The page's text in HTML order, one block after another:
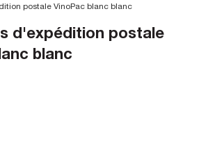
postale VinoPac blanc blanc
d'expédition postale
blanc